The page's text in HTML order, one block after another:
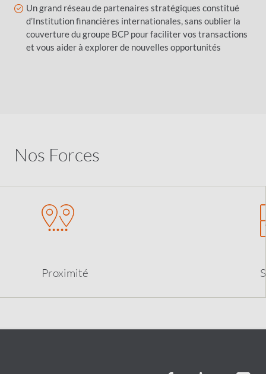
Un grand réseau de partenaires stratégiques constitué
d’Institution financières internationales, sans oublier la
couverture du groupe BCP pour faciliter vos transactions
et vous aider à explorer de nouvelles opportunités
Nos Forces
Proximité